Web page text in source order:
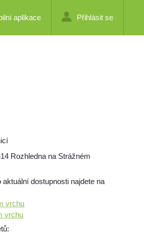
aplikace Přihlásit se
Rozhledna na Strážném
dostupnosti najdete na
vrchu
vrchu